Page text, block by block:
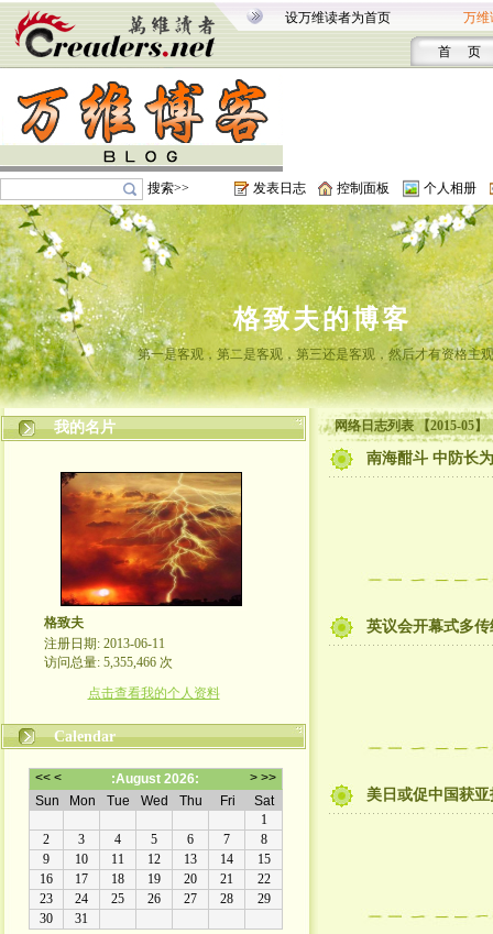
设万维读者为首页 万维
首 页
搜索>> 发表日志 控制面板 个人相册
格致夫的博客
第一是客观，第二是客观，第三还是客观，然后才有资格主
我的名片
格致夫
注册日期: 2013-06-11
访问总量: 5,355,466 次
点击查看我的个人资料
Calendar
网络日志列表 【2015-05】
南海酣斗 中防长
英议会开幕式多
美日或促中国获